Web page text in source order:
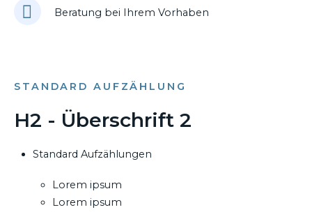
Beratung bei Ihrem Vorhaben
STANDARD AUFZÄHLUNG
H2 - Überschrift 2
Standard Aufzählungen
Lorem ipsum
Lorem ipsum